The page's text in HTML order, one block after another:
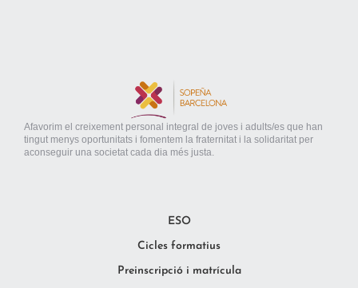
Afavorim el creixement personal integral de joves i adults/es que han
tingut menys oportunitats i fomentem la fraternitat i la solidaritat per
aconseguir una societat cada dia més justa.
ESO
Cicles formatius
Preinscripció i matrícula